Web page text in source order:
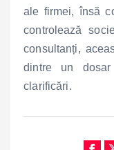
ale firmei, însă
controlează
consultanți,
dintre un
clarificări.